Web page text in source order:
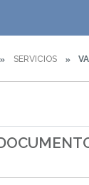
SERVICIOS